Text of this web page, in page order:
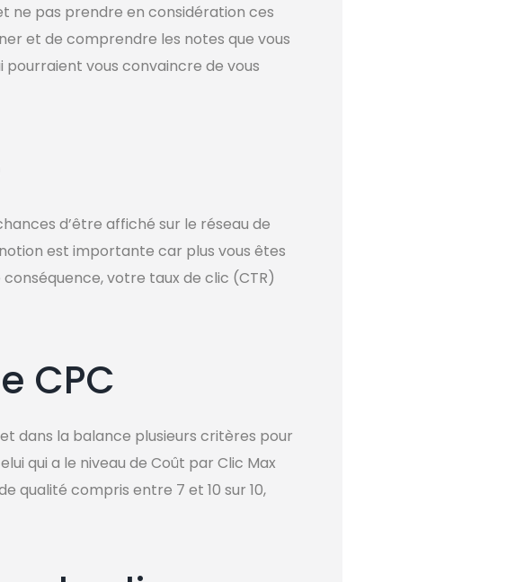
ne pas prendre en considération ces
et de comprendre les notes que vous
vous convaincre de vous
d’être affiché sur le réseau de
est importante car plus vous êtes
votre taux de clic (CTR)
CPC
dans la balance plusieurs critères pour
qui a le niveau de Coût par Clic Max
qualité compris entre 7 et 10 sur 10,